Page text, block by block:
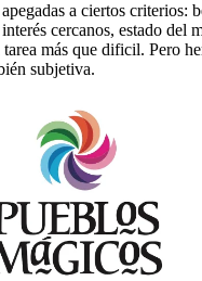
a ciertos criterios:
cercanos, estado del
más que dificil. Pero
subjetiva.